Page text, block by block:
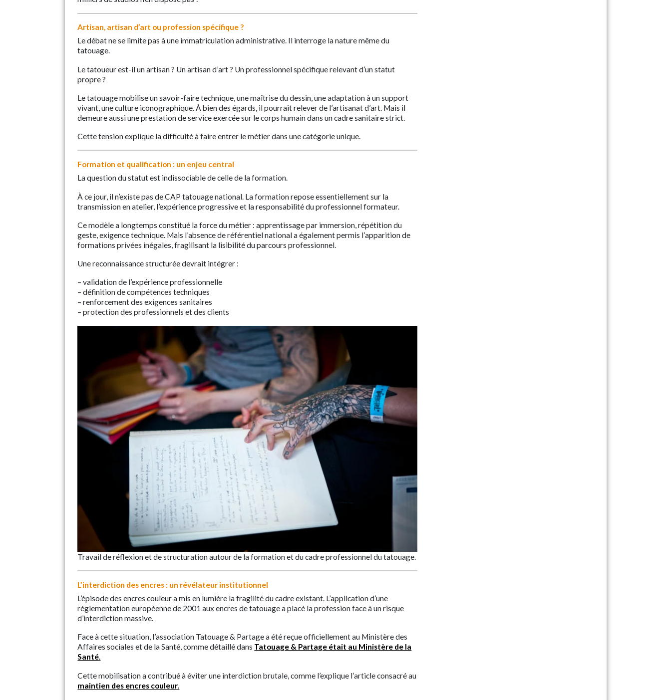
Artisan, artisan d’art ou profession spécifique ?
Le débat ne se limite pas à une immatriculation administrative. Il interroge la nature même du
tatouage.
Le tatoueur est-il un artisan ? Un artisan d’art ? Un professionnel spécifique relevant d’un statut
propre ?
Le tatouage mobilise un savoir-faire technique, une maîtrise du dessin, une adaptation à un support
vivant, une culture iconographique. À bien des égards, il pourrait relever de l’artisanat d’art. Mais il
demeure aussi une prestation de service exercée sur le corps humain dans un cadre sanitaire strict.
Cette tension explique la difficulté à faire entrer le métier dans une catégorie unique.
Formation et qualification : un enjeu central
La question du statut est indissociable de celle de la formation.
À ce jour, il n’existe pas de CAP tatouage national. La formation repose essentiellement sur la
transmission en atelier, l’expérience progressive et la responsabilité du professionnel formateur.
Ce modèle a longtemps constitué la force du métier : apprentissage par immersion, répétition du
geste, exigence technique. Mais l’absence de référentiel national a également permis l’apparition de
formations privées inégales, fragilisant la lisibilité du parcours professionnel.
Une reconnaissance structurée devrait intégrer :
– validation de l’expérience professionnelle
– définition de compétences techniques
– renforcement des exigences sanitaires
– protection des professionnels et des clients
Travail de réflexion et de structuration autour de la formation et du cadre professionnel du tatouage.
L’interdiction des encres : un révélateur institutionnel
L’épisode des encres couleur a mis en lumière la fragilité du cadre existant. L’application d’une
réglementation européenne de 2001 aux encres de tatouage a placé la profession face à un risque
d’interdiction massive.
Face à cette situation, l’association Tatouage & Partage a été reçue officiellement au Ministère des
Affaires sociales et de la Santé, comme détaillé dans Tatouage & Partage était au Ministère de la
Santé.
Cette mobilisation a contribué à éviter une interdiction brutale, comme l’explique l’article consacré au
maintien des encres couleur.